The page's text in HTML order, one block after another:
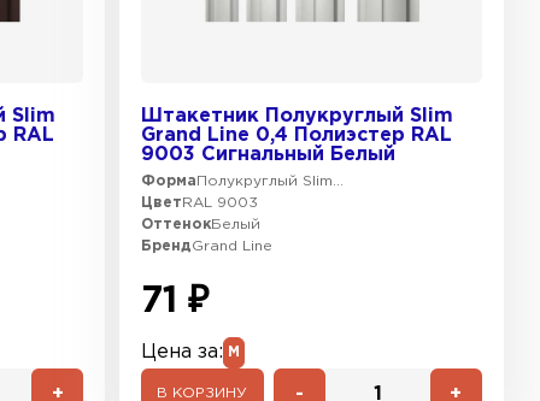
Slim
RAL
+
Штакетник Полукруглый Slim
Grand Line 0,4 Полиэстер RAL
9003 Сигнальный Белый
Форма Полукруглый Slim...
Цвет RAL 9003
ОттенокБелый
БрендGrand Line
71 ₽
Цена за: М
В КОРЗИНУ - +